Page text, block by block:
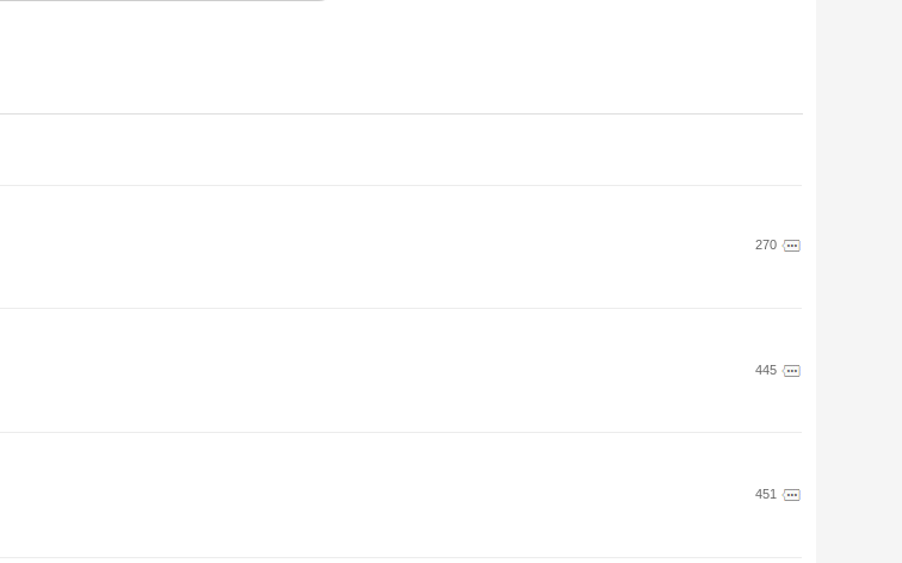
270
445
451